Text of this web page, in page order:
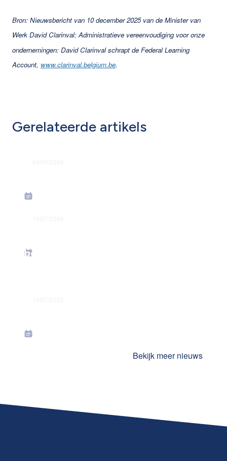
Bron: Nieuwsbericht van 10 december 2025 van de Minister van
Werk David Clarinval: Administratieve vereenvoudiging voor onze
ondernemingen: David Clarinval schrapt de Federal Learning
Account, www.clarinval.belgium.be.
Gerelateerde artikels
bedrag juni 2026
Bekijk meer nieuws